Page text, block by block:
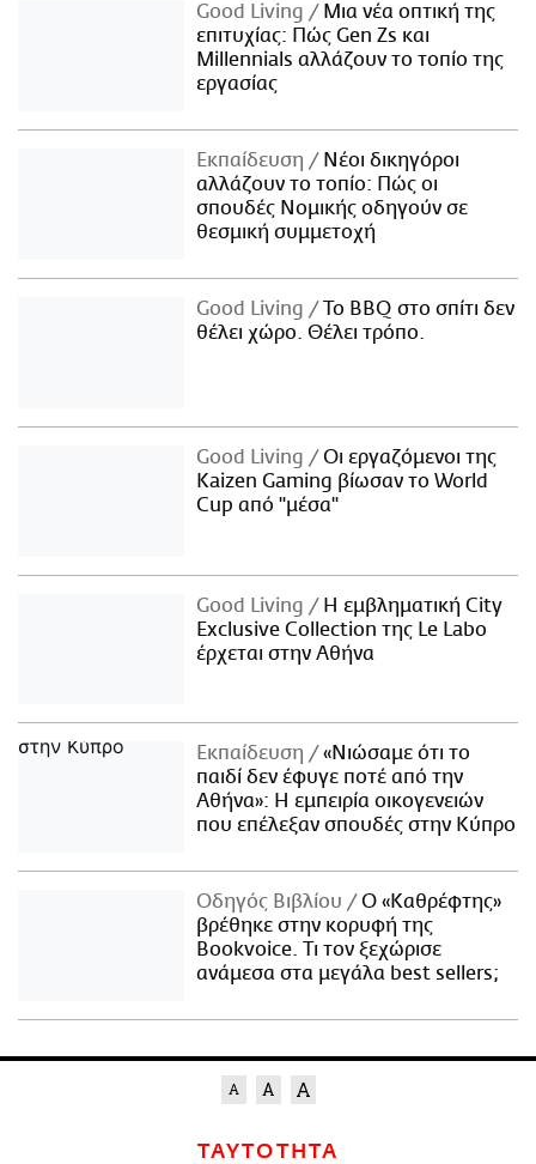
Good Living
Μια νέα οπτική της
επιτυχίας: Πώς Gen Zs και
Millennials αλλάζουν το τοπίο της
εργασίας
Εκπαίδευση
Νέοι δικηγόροι
αλλάζουν το τοπίο: Πώς οι
σπουδές Νομικής οδηγούν σε
θεσμική συμμετοχή
Good Living
Το BBQ στο σπίτι δεν
θέλει χώρο. Θέλει τρόπο.
Good Living
Οι εργαζόμενοι της
Kaizen Gaming βίωσαν το World
Cup από "μέσα"
Good Living
Η εμβληματική City
Exclusive Collection της Le Labo
έρχεται στην Αθήνα
Εκπαίδευση
«Νιώσαμε ότι το
παιδί δεν έφυγε ποτέ από την
Αθήνα»: Η εμπειρία οικογενειών
που επέλεξαν σπουδές στην Κύπρο
Οδηγός Βιβλίου
Ο «Καθρέφτης»
βρέθηκε στην κορυφή της
Bookvoice. Τι τον ξεχώρισε
ανάμεσα στα μεγάλα best sellers;
ΤΑΥΤΟΤΗΤΑ